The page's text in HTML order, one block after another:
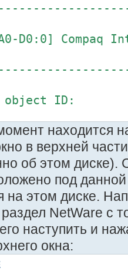
D0:0] Compaq
находится
в верхней
об этом диске).
под данной
на этом диске.
раздел NetWare с
наступить и
окна: